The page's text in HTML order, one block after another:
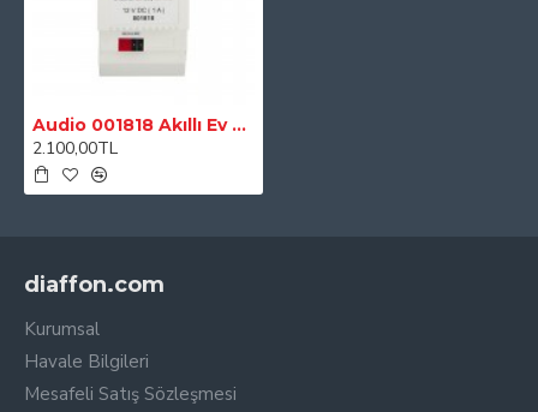
Audio 001818 Akıllı Ev Sistemi Otomasyon Güç Kaynağı
2.100,00TL
diaffon.com
Kurumsal
Havale Bilgileri
Mesafeli Satış Sözleşmesi